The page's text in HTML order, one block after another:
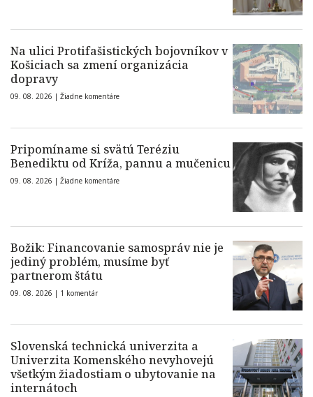
Na ulici Protifašistických bojovníkov v
Košiciach sa zmení organizácia
dopravy
09. 08. 2026 | Žiadne komentáre
Pripomíname si svätú Teréziu
Benediktu od Kríža, pannu a mučenicu
09. 08. 2026 | Žiadne komentáre
Božik: Financovanie samospráv nie je
jediný problém, musíme byť
partnerom štátu
09. 08. 2026 | 1 komentár
Slovenská technická univerzita a
Univerzita Komenského nevyhovejú
všetkým žiadostiam o ubytovanie na
internátoch